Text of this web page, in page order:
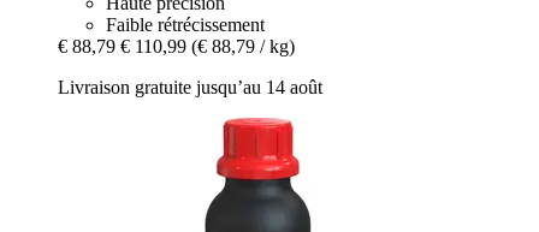
Faible rétrécissement
€ 88,79 € 110,99 (€ 88,79 / kg)
Livraison gratuite jusqu’au 14 août